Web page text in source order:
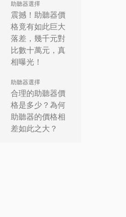
助聽器選擇
震撼！助聽器價
格竟有如此巨大
落差，幾千元對
比數十萬元，真
相曝光！
助聽器選擇
合理的助聽器價
格是多少？為何
助聽器的價格相
差如此之大？